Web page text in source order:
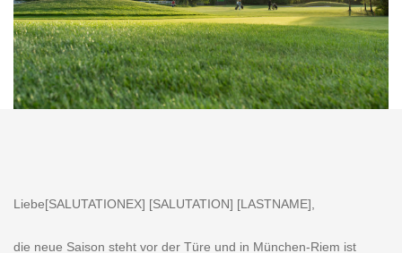
Liebe[SALUTATIONEX] [SALUTATION] [LASTNAME],
die neue Saison steht vor der Türe und in München-Riem ist